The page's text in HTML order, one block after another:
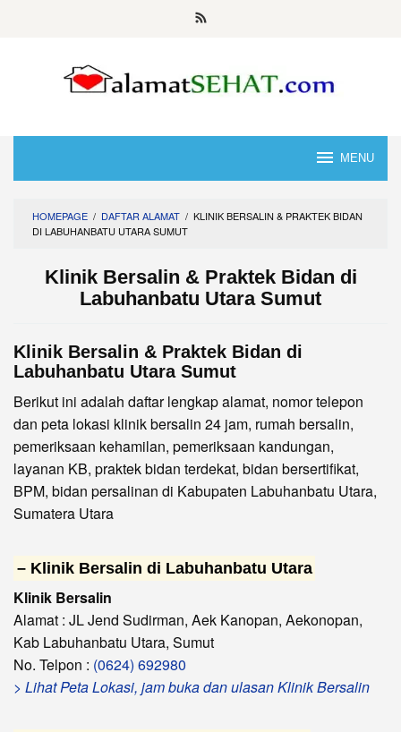
MENU
HOMEPAGE / DAFTAR ALAMAT / KLINIK BERSALIN & PRAKTEK BIDAN
DI LABUHANBATU UTARA SUMUT
Klinik Bersalin & Praktek Bidan di
Labuhanbatu Utara Sumut
Klinik Bersalin & Praktek Bidan di
Labuhanbatu Utara Sumut
Berikut ini adalah daftar lengkap alamat, nomor telepon
dan peta lokasi klinik bersalin 24 jam, rumah bersalin,
pemeriksaan kehamilan, pemeriksaan kandungan,
layanan KB, praktek bidan terdekat, bidan bersertifikat,
BPM, bidan persalinan di Kabupaten Labuhanbatu Utara,
Sumatera Utara
– Klinik Bersalin di Labuhanbatu Utara
Klinik Bersalin
Alamat : JL Jend Sudirman, Aek Kanopan, Aekonopan,
Kab Labuhanbatu Utara, Sumut
No. Telpon : (0624) 692980
> Lihat Peta Lokasi, jam buka dan ulasan Klinik Bersalin